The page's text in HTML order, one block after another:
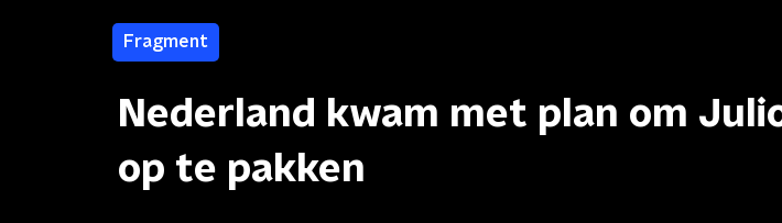
Fragment
Nederland kwam met plan om
op te pakken